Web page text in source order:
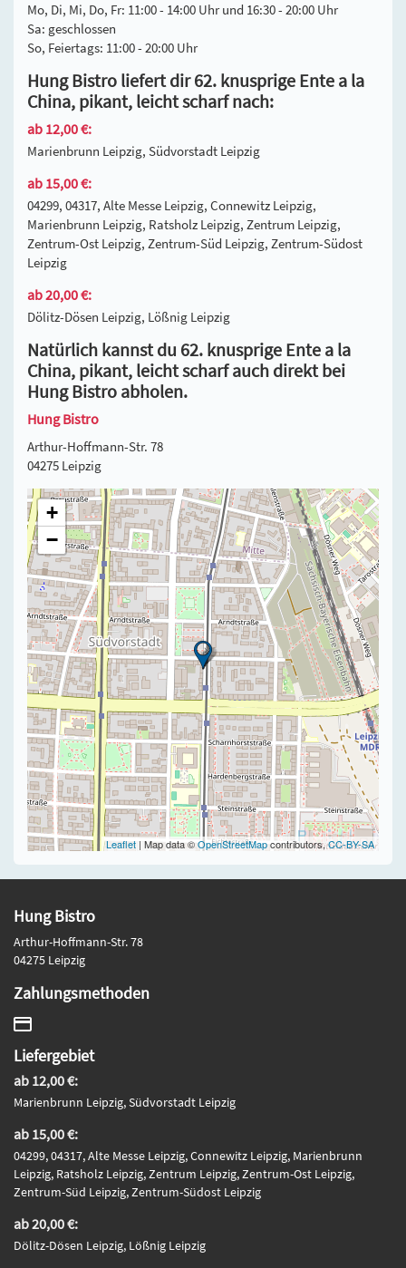
Mo, Di, Mi, Do, Fr: 11:00 - 14:00 Uhr und 16:30 - 20:00 Uhr
Sa: geschlossen
So, Feiertags: 11:00 - 20:00 Uhr
Hung Bistro liefert dir 62. knusprige Ente a la
China, pikant, leicht scharf nach:
ab 12,00 €:
Marienbrunn Leipzig, Südvorstadt Leipzig
ab 15,00 €:
04299, 04317, Alte Messe Leipzig, Connewitz Leipzig,
Marienbrunn Leipzig, Ratsholz Leipzig, Zentrum Leipzig,
Zentrum-Ost Leipzig, Zentrum-Süd Leipzig, Zentrum-Südost
Leipzig
ab 20,00 €:
Dölitz-Dösen Leipzig, Lößnig Leipzig
Natürlich kannst du 62. knusprige Ente a la
China, pikant, leicht scharf auch direkt bei
Hung Bistro abholen.
Hung Bistro
Arthur-Hoffmann-Str. 78
04275 Leipzig
+
−
Leaflet | Map data ©OpenStreetMapcontributors,CC-BY-SA
Hung Bistro
Arthur-Hoffmann-Str. 78
04275 Leipzig
Zahlungsmethoden
Liefergebiet
ab 12,00 €:
Marienbrunn Leipzig, Südvorstadt Leipzig
ab 15,00 €:
04299, 04317, Alte Messe Leipzig, Connewitz Leipzig, Marienbrunn
Leipzig, Ratsholz Leipzig, Zentrum Leipzig, Zentrum-Ost Leipzig,
Zentrum-Süd Leipzig, Zentrum-Südost Leipzig
ab 20,00 €:
Dölitz-Dösen Leipzig, Lößnig Leipzig